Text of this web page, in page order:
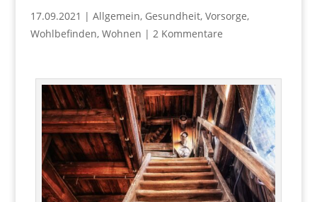
17.09.2021 | Allgemein, Gesundheit, Vorsorge,
Wohlbefinden, Wohnen | 2 Kommentare